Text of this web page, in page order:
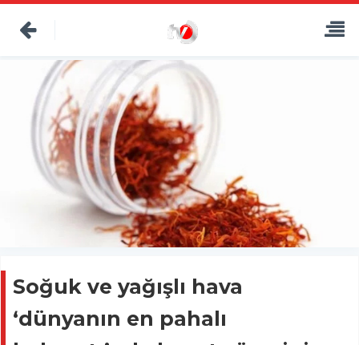
Soğuk ve yağışlı hava
‘dünyanın en pahalı